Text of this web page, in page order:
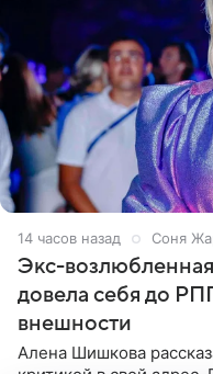
14 часов назад Соня
Экс-возлюбленная
довела себя до
внешности
Алена Шишкова